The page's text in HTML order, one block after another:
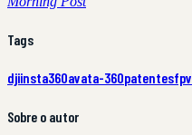
Tags
djiinsta360avata-360patentesfpv
Sobre o autor